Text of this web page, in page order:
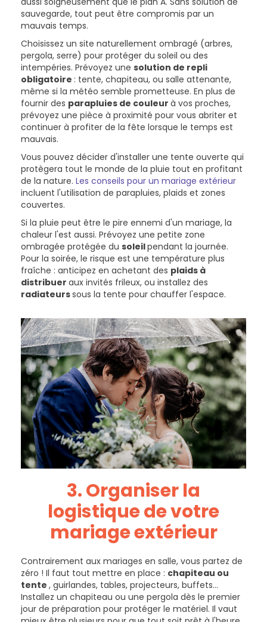
sauvegarde, tout peut être compromis par un
mauvais temps.
Choisissez un site naturellement ombragé (arbres,
pergola, serre) pour protéger du soleil ou des
intempéries. Prévoyez une solution de repli
obligatoire : tente, chapiteau, ou salle attenante,
même si la météo semble prometteuse. En plus de
fournir des parapluies de couleur à vos proches,
prévoyez une pièce à proximité pour vous abriter et
continuer à profiter de la fête lorsque le temps est
mauvais.
Vous pouvez décider d'installer une tente ouverte qui
protègera tout le monde de la pluie tout en profitant
de la nature. Les conseils pour un mariage extérieur
incluent l'utilisation de parapluies, plaids et zones
couvertes.
Si la pluie peut être le pire ennemi d'un mariage, la
chaleur l'est aussi. Prévoyez une petite zone
ombragée protégée du soleilpendant la journée.
Pour la soirée, le risque est une température plus
fraîche : anticipez en achetant des plaids à
distribuer aux invités frileux, ou installez des
radiateurssous la tente pour chauffer l'espace.
3. Organiser la
logistiquede votre
mariage extérieur
Contrairement aux mariages en salle, vous partez de
zéro ! Il faut tout mettre en place : chapiteau ou
tente , guirlandes, tables, projecteurs, buffets...
Installez un chapiteau ou une pergola dès le premier
jour de préparation pour protéger le matériel. Il vaut